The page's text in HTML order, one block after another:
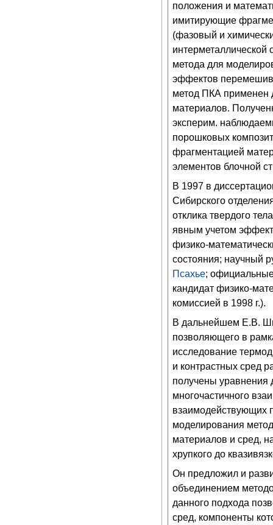
положения и
имитирующие
(фазовый и
метода для
эффектов
метод ПКА применен
материалов.
эксперим.
порошковых
фрагментацией
элементов блочной
В 1997 в
Сибирского
отклика твердого
явным учетом
физико-
состояния; научный
Псахье;
кандидат физико-
комиссией в 1998 г.).
В дальнейшем Е.В.
позволяющего в
исследование
и контрастных сред
получены уравнения
многочастичного
взаимодействующих
моделирования
материалов и сред,
хрупкого до
Он предложил и
объединением
данного подхода
сред, компоненты